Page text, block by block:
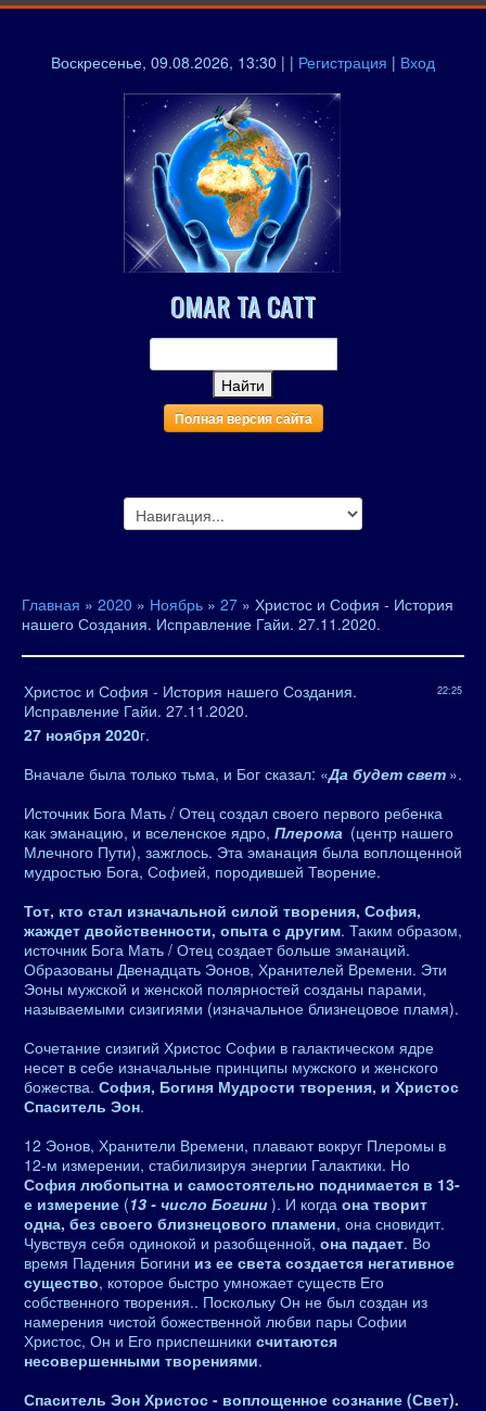
Воскресенье, 09.08.2026, 13:30 | | Регистрация | Вход
OMAR TA CATT
Полная версия сайта
Главная » 2020 » Ноябрь » 27 » Христос и София - История
нашего Создания. Исправление Гайи. 27.11.2020.
22:25
Христос и София - История нашего Создания.
Исправление Гайи. 27.11.2020.
27 ноября 2020г.
Вначале была только тьма, и Бог сказал: «Да будет свет ».
Источник Бога Мать / Отец создал своего первого ребенка
как эманацию, и вселенское ядро, Плерома (центр нашего
Млечного Пути), зажглось. Эта эманация была воплощенной
мудростью Бога, Софией, породившей Творение.
Тот, кто стал изначальной силой творения, София,
жаждет двойственности, опыта с другим. Таким образом,
источник Бога Мать / Отец создает больше эманаций.
Образованы Двенадцать Эонов, Хранителей Времени. Эти
Эоны мужской и женской полярностей созданы парами,
называемыми сизигиями (изначальное близнецовое пламя).
Сочетание сизигий Христос Софии в галактическом ядре
несет в себе изначальные принципы мужского и женского
божества. София, Богиня Мудрости творения, и Христос
Спаситель Эон.
12 Эонов, Хранители Времени, плавают вокруг Плеромы в
12-м измерении, стабилизируя энергии Галактики. Но
София любопытна и самостоятельно поднимается в 13-
е измерение (13 - число Богини). И когда она творит
одна, без своего близнецового пламени, она сновидит.
Чувствуя себя одинокой и разобщенной, она падает. Во
время Падения Богини из ее света создается негативное
существо, которое быстро умножает существ Его
собственного творения.. Поскольку Он не был создан из
намерения чистой божественной любви пары Софии
Христос, Он и Его приспешники считаются
несовершенными творениями.
Спаситель Эон Христос - воплощенное сознание (Свет).